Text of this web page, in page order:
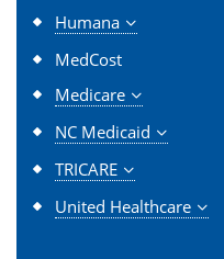
Humana
MedCost
Medicare
NC Medicaid
TRICARE
United Healthcare